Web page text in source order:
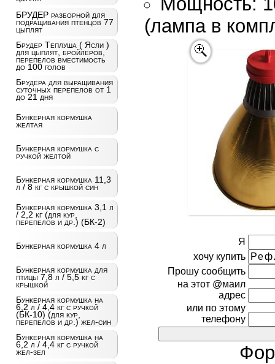
БРУДЕР разборной для
подращивания птенцов 77
цыплят
Брудер Теплуша ( Ясли )
для цыплят, бройлеров,
перепелов вместимость
до 100 голов
Брудера для выращивания
суточных перепелов от 1
до 21 дня
Бункерная кормушка
желтая
Бункерная кормушка с
ручкой желтой
Бункерная кормушка 11,3
л / 8 кг с крышкой син
Бункерная кормушка 3,1 л
/ 2,2 кг (для кур,
перепелов и др.) (БК-2)
Бункерная кормушка 4 л
Бункерная кормушка для
птицы 7,8 л / 5,5 кг с
крышкой
Бункерная кормушка на
6,2 л / 4,4 кг с ручкой
(БК-10) (для кур,
перепелов и др.) жел-син
Бункерная кормушка на
6,2 л / 4,4 кг с ручкой
жел-зел
(лампа в
Я
хочу купить
Прошу сообщить
на этот @маил
адрес
или по этому
телефону